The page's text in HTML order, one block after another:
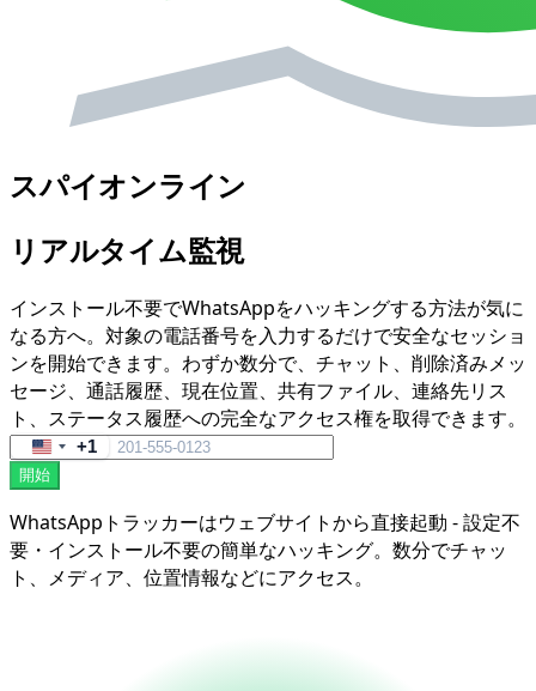
スパイオンライン
リアルタイム監視
インストール不要でWhatsAppをハッキングする方法が気に
なる方へ。対象の電話番号を入力するだけで安全なセッショ
ンを開始できます。わずか数分で、チャット、削除済みメッ
セージ、通話履歴、現在位置、共有ファイル、連絡先リス
ト、ステータス履歴への完全なアクセス権を取得できます。
United
States
+1
開始
WhatsAppトラッカーはウェブサイトから直接起動 - 設定不
要・インストール不要の簡単なハッキング。数分でチャッ
ト、メディア、位置情報などにアクセス。